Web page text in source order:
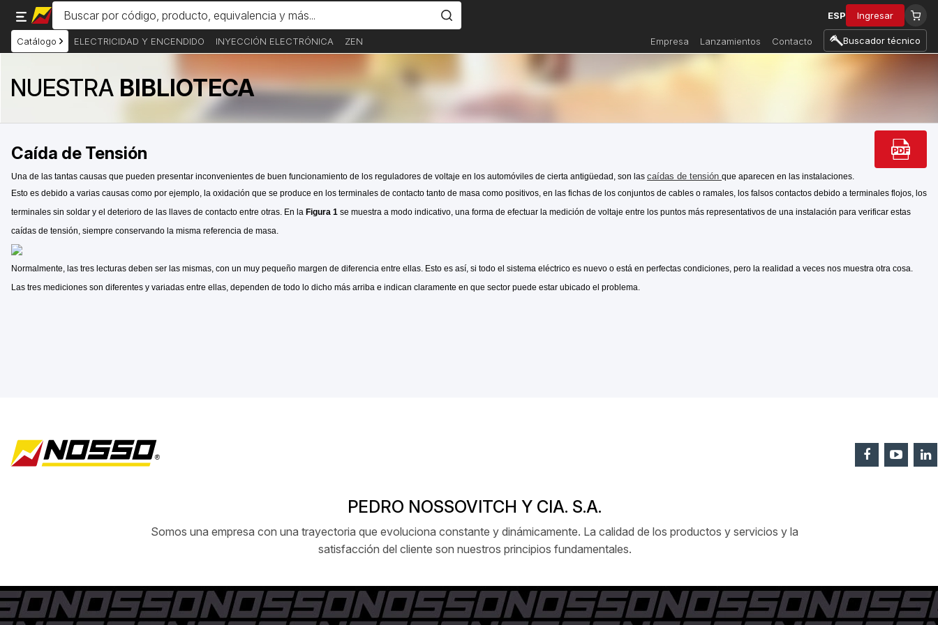
ESP Ingresar
Catálogo ELECTRICIDAD Y ENCENDIDO INYECCIÓN ELECTRÓNICA ZEN Empresa Lanzamientos Contacto Buscador técnico
NUESTRA BIBLIOTECA
Caída de Tensión
Una de las tantas causas que pueden presentar inconvenientes de buen funcionamiento de los reguladores de voltaje en los automóviles de cierta antigüedad, son las caídas de tensión que aparecen en las instalaciones.
Esto es debido a varias causas como por ejemplo, la oxidación que se produce en los terminales de contacto tanto de masa como positivos, en las fichas de los conjuntos de cables o ramales, los falsos contactos debido a terminales flojos, los
terminales sin soldar y el deterioro de las llaves de contacto entre otras. En la Figura 1 se muestra a modo indicativo, una forma de efectuar la medición de voltaje entre los puntos más representativos de una instalación para verificar estas
caídas de tensión, siempre conservando la misma referencia de masa.
Normalmente, las tres lecturas deben ser las mismas, con un muy pequeño margen de diferencia entre ellas. Esto es así, si todo el sistema eléctrico es nuevo o está en perfectas condiciones, pero la realidad a veces nos muestra otra cosa.
Las tres mediciones son diferentes y variadas entre ellas, dependen de todo lo dicho más arriba e indican claramente en que sector puede estar ubicado el problema.
PEDRO NOSSOVITCH Y CIA. S.A.
Somos una empresa con una trayectoria que evoluciona constante y dinámicamente. La calidad de los productos y servicios y la
satisfacción del cliente son nuestros principios fundamentales.